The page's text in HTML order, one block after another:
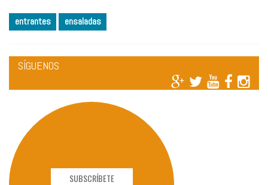
entrantes ensaladas
SÍGUENOS
SUBSCRÍBETE